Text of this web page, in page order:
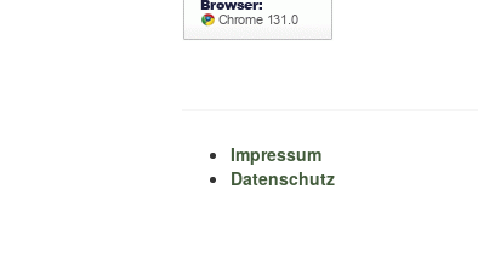
Impressum
Datenschutz